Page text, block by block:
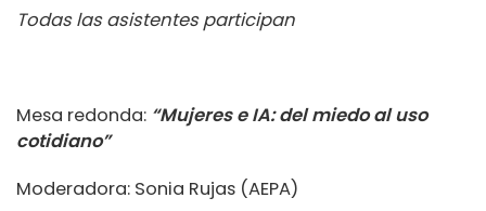
Todas las asistentes participan
Mesa redonda: “Mujeres e IA: del miedo al uso
cotidiano”
Moderadora: Sonia Rujas (AEPA)